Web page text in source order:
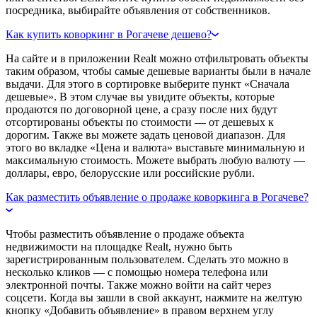
посредника, выбирайте объявления от собственников.
Как купить коворкинг в Рогачеве дешево?
На сайте и в приложении Realt можно отфильтровать объекты
таким образом, чтобы самые дешевые варианты были в начале
выдачи. Для этого в сортировке выберите пункт «Сначала
дешевые». В этом случае вы увидите объекты, которые
продаются по договорной цене, а сразу после них будут
отсортированы объекты по стоимости — от дешевых к
дорогим. Также вы можете задать ценовой диапазон. Для
этого во вкладке «Цена и валюта» выставьте минимальную и
максимальную стоимость. Можете выбрать любую валюту —
доллары, евро, белорусские или российские рубли.
Как разместить объявление о продаже коворкинга в Рогачеве?
Чтобы разместить объявление о продаже объекта
недвижимости на площадке Realt, нужно быть
зарегистрированным пользователем. Сделать это можно в
несколько кликов — с помощью номера телефона или
электронной почты. Также можно войти на сайт через
соцсети. Когда вы зашли в свой аккаунт, нажмите на желтую
кнопку «Добавить объявление» в правом верхнем углу